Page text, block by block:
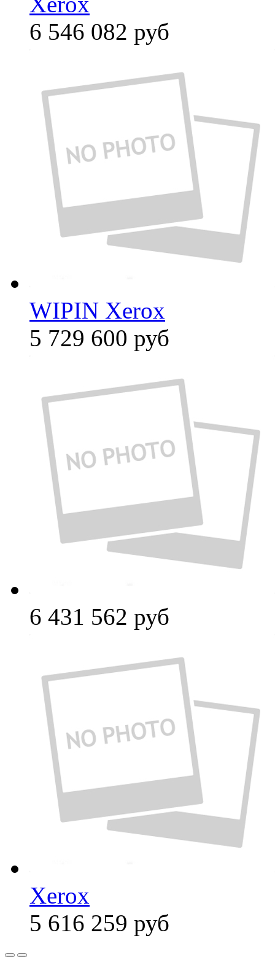
6 546 082 руб
WIPIN Xerox
5 729 600 руб
6 431 562 руб
Xerox
5 616 259 руб